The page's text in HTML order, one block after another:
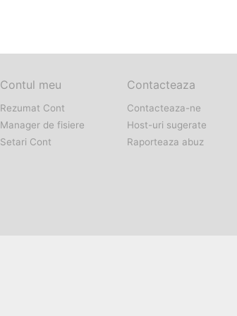
Contul meu
Rezumat Cont
Manager de fisiere
Setari Cont
Contacteaza
Contacteaza-ne
Host-uri sugerate
Raporteaza abuz